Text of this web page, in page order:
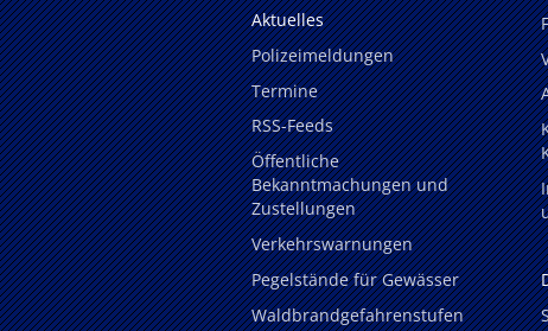
Aktuelles
Polizeimeldungen
Termine
RSS-Feeds
Öffentliche
Bekanntmachungen und
Zustellungen
Verkehrswarnungen
Pegelstände für Gewässer
Waldbrandgefahrenstufen